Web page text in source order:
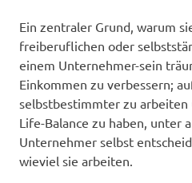
Ein zentraler Grund, warum
freiberuflichen oder
einem Unternehmer-sein
Einkommen zu verbessern;
selbstbestimmter zu arbeiten
Life-Balance zu haben, unter
Unternehmer selbst
wieviel sie arbeiten.